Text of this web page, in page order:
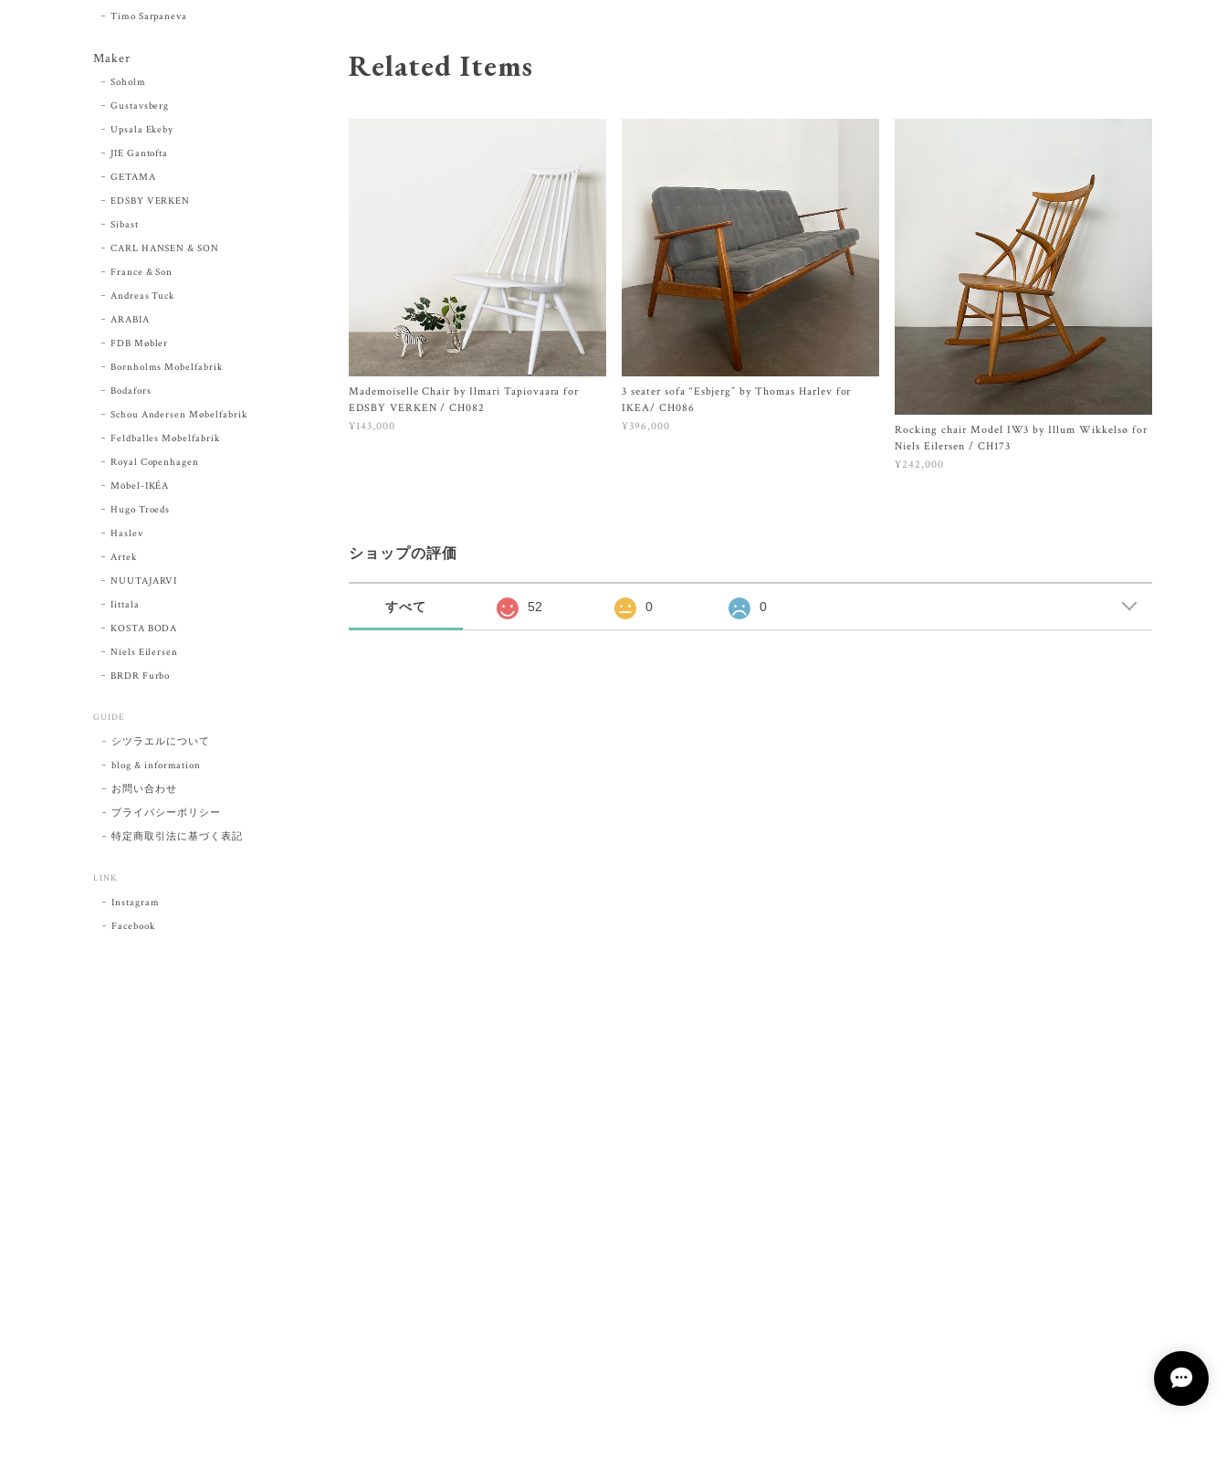
Related Items
Mademoiselle Chair by Ilmari Tapiovaara for
EDSBY VERKEN / CH082
¥143,000
3 seater sofa “Esbjerg” by Thomas Harlev for
IKEA/ CH086
¥396,000
Rocking chair Model IW3 by Illum Wikkelsø for
Niels Eilersen / CH173
¥242,000
ショップの評価
すべて 52 0 0
Timo Sarpaneva
Maker
Soholm
Gustavsberg
Upsala Ekeby
JIE Gantofta
GETAMA
EDSBY VERKEN
Sibast
CARL HANSEN & SON
France & Son
Andreas Tuck
ARABIA
FDB Møbler
Bornholms Mobelfabrik
Bodafors
Schou Andersen Møbelfabrik
Feldballes Møbelfabrik
Royal Copenhagen
Möbel-IKÉA
Hugo Troeds
Haslev
Artek
NUUTAJARVI
Iittala
KOSTA BODA
Niels Eilersen
BRDR Furbo
GUIDE
シツラエルについて
blog & information
お問い合わせ
プライバシーポリシー
特定商取引法に基づく表記
LINK
Instagram
Facebook